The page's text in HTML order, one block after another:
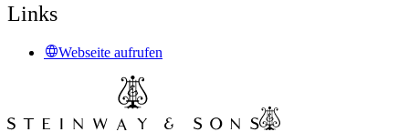
Links
Webseite aufrufen